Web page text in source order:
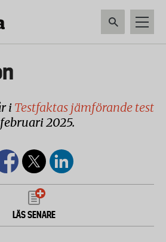
i Testfaktas jämförande test
2025.
LÄS SENARE